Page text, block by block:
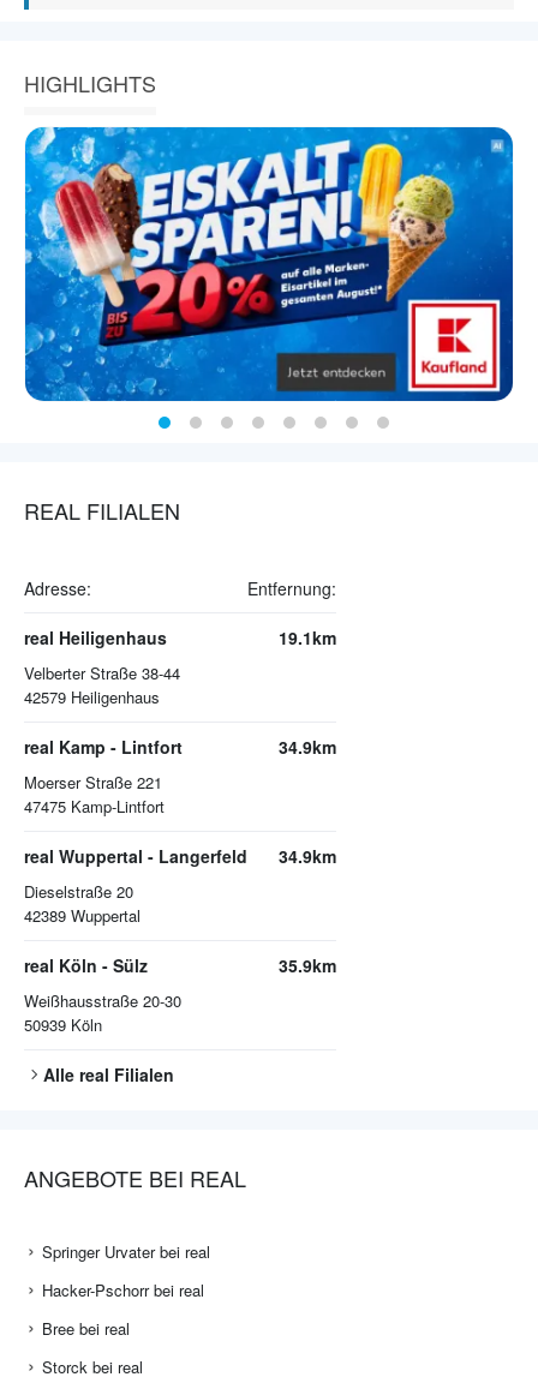
HIGHLIGHTS
REAL FILIALEN
Adresse: Entfernung:
real Heiligenhaus
Velberter Straße 38-44
42579 Heiligenhaus
19.1km
real Kamp - Lintfort
Moerser Straße 221
47475 Kamp-Lintfort
34.9km
real Wuppertal - Langerfeld
Dieselstraße 20
42389 Wuppertal
34.9km
real Köln - Sülz
Weißhausstraße 20-30
50939 Köln
35.9km
Alle real Filialen
ANGEBOTE BEI REAL
Springer Urvater bei real
Hacker-Pschorr bei real
Bree bei real
Storck bei real